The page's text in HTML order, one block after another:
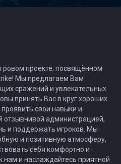
проекте, посвящённом
Мы предлагаем Вам
сражений и увлекательных
принять Вас в круг хороших
свои навыки и
администрацией,
и поддержать игроков. Мы
и позитивную атмосферу,
себя комфортно и
нам и наслаждайтесь приятной